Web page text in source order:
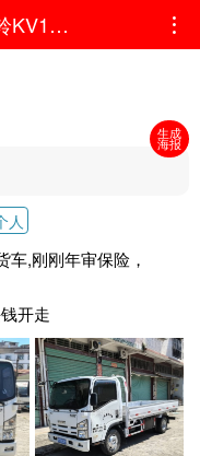
生成
海报
转让20年庆玲五十铃KV100平板4.2米货车,刚刚年审保险，车厢尺寸:4.2×2.1×0.43.0T发...
人
车,刚刚年审保险，
开走